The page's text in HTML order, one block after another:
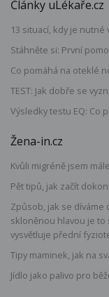
Články uLékaře.cz
13 situací, kdy je
Stáhněte si: První
Co pomáhá na oteklé
TEST: Jak dobře se
Výsledky testu EQ: Co
Žena-in.cz
Kvůli migréně jsem
Pět tipů, jak začít
Způsob, jak se díváme
skloněnou hlavou je to
vysvětluje přední
Tipy maminek, jak na
Jídlo jako palivo pro